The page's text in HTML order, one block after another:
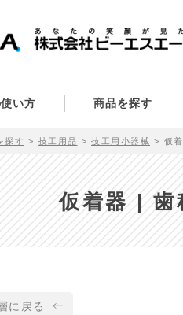
い方 商品を探す
探す 技工用品 技工用小器械 仮
仮着器 | 歯
に戻る